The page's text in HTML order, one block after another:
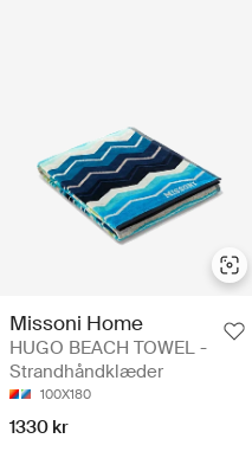
Missoni Home
HUGO BEACH TOWEL -
Strandhåndklæder
100X180
1330 kr